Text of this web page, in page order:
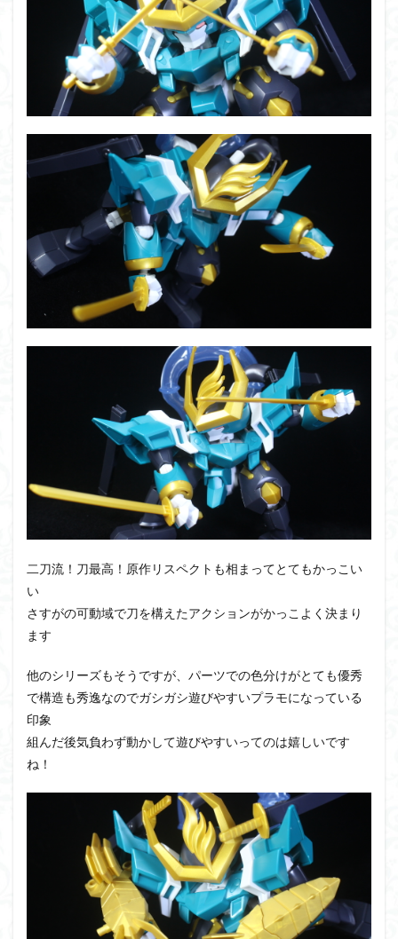
二刀流！刀最高！原作リスペクトも相まってとてもかっこい
い
さすがの可動域で刀を構えたアクションがかっこよく決まり
ます
他のシリーズもそうですが、パーツでの色分けがとても優秀
で構造も秀逸なのでガシガシ遊びやすいプラモになっている
印象
組んだ後気負わず動かして遊びやすいってのは嬉しいです
ね！